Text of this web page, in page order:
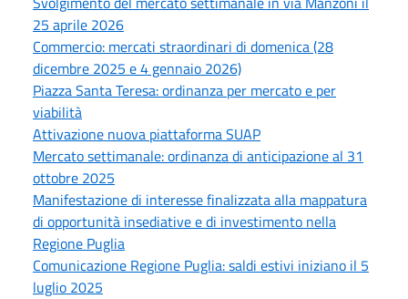
25 aprile 2026
Commercio: mercati straordinari di domenica (28
dicembre 2025 e 4 gennaio 2026)
Piazza Santa Teresa: ordinanza per mercato e per
viabilità
Attivazione nuova piattaforma SUAP
Mercato settimanale: ordinanza di anticipazione al 31
ottobre 2025
Manifestazione di interesse finalizzata alla mappatura
di opportunità insediative e di investimento nella
Regione Puglia
Comunicazione Regione Puglia: saldi estivi iniziano il 5
luglio 2025